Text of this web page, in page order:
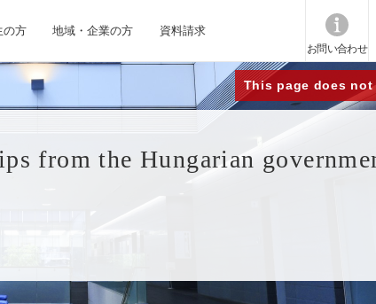
の方 地域・企業の方 資料請求
お問い合わせ
This page does
from the Hungarian